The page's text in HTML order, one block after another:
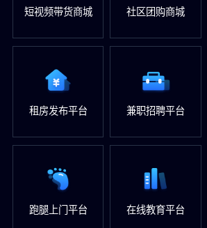
短视频带货商城 社区团购商城
租房发布平台 兼职招聘平台
跑腿上门平台 在线教育平台